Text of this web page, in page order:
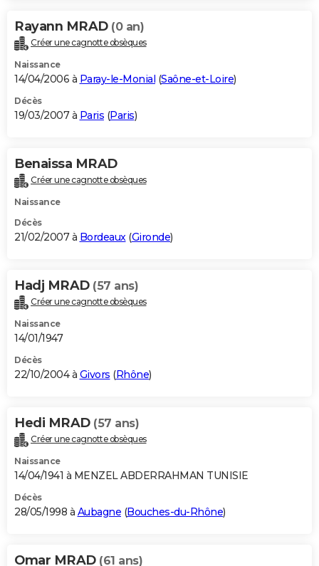
Rayann MRAD (0 an)
Créer une cagnotte obsèques
Naissance
14/04/2006 à Paray-le-Monial (Saône-et-Loire)
Décès
19/03/2007 à Paris (Paris)
Benaissa MRAD
Créer une cagnotte obsèques
Naissance
Décès
21/02/2007 à Bordeaux(Gironde)
Hadj MRAD (57 ans)
Créer une cagnotte obsèques
Naissance
14/01/1947
Décès
22/10/2004 à Givors (Rhône)
Hedi MRAD (57 ans)
Créer une cagnotte obsèques
Naissance
14/04/1941 à MENZEL ABDERRAHMAN TUNISIE
Décès
28/05/1998 à Aubagne (Bouches-du-Rhône)
Omar MRAD (61 ans)